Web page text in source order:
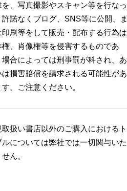
を、写真撮影やスキャン等を行なっ
許諾なくブログ、SNS等に公開、ま
印刷等をして販売・配布する行為は
権、肖像権等を侵害するものであ
場合によっては刑事罰が科され、あ
は損害賠償を請求される可能性があ
す。ご注意ください。
取扱い書店以外のご購入におけるト
ルについては弊社では一切関与いた
ん。